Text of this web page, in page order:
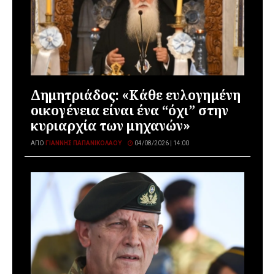
Δημητριάδος: «Κάθε ευλογημένη
οικογένεια είναι ένα “όχι” στην
κυριαρχία των μηχανών»
ΑΠΌ ΓΙΆΝΝΗΣ ΠΑΠΑΝΙΚΟΛΆΟΥ 04/08/2026 | 14:00